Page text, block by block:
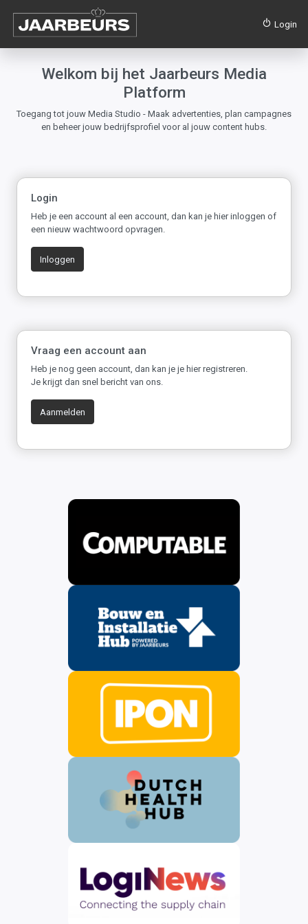
Login
Welkom bij het Jaarbeurs Media
Platform
Toegang tot jouw Media Studio - Maak advertenties, plan campagnes
en beheer jouw bedrijfsprofiel voor al jouw content hubs.
Login
Heb je een account al een account, dan kan je hier inloggen of
een nieuw wachtwoord opvragen.
Inloggen
Vraag een account aan
Heb je nog geen account, dan kan je je hier registreren.
Je krijgt dan snel bericht van ons.
Aanmelden